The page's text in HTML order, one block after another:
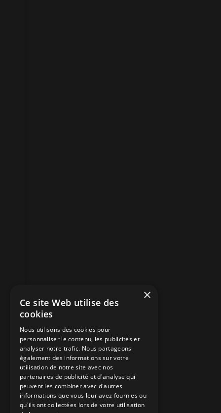
×
Ce site Web utilise des
cookies
Nous utilisons des cookies pour
personnaliser le contenu, les publicités et
analyser notre trafic. Nous partageons
également des informations sur votre
utilisation de notre site avec nos
partenaires de publicité et d'analyse qui
peuvent les combiner avec d'autres
informations que vous leur avez fournies ou
qu'ils ont collectées lors de votre utilisation